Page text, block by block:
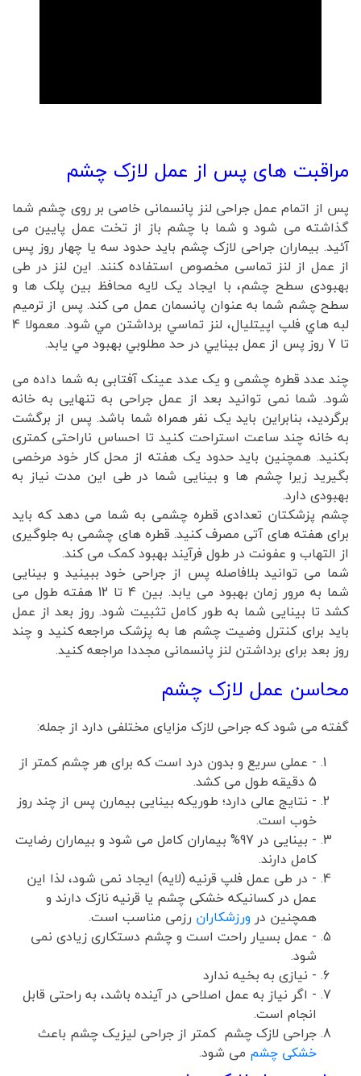
مراقبت های پس از عمل لازک چشم
پس از اتمام عمل جراحی لنز پانسمانی خاصی بر روی چشم شما
گذاشته می شود و شما با چشم باز از تخت عمل پایین می
آئید. بیماران جراحی لازک چشم باید حدود سه یا چهار روز پس
از عمل از لنز تماسی مخصوص استفاده کنند. این لنز در طی
بهبودی سطح چشم، با ایجاد یک لایه محافظ بین پلک ها و
سطح چشم شما به عنوان پانسمان عمل می کند. پس از ترميم
لبه هاي فلپ اپيتليال، لنز تماسي برداشتن مي شود. معمولا 4
تا 7 روز پس از عمل بينايي در حد مطلوبي بهبود مي يابد.
چند عدد قطره چشمی و یک عدد عینک آفتابی به شما داده می
شود. شما نمی توانید بعد از عمل جراحی به تنهایی به خانه
برگردید، بنابراین باید یک نفر همراه شما باشد. پس از برگشت
به خانه چند ساعت استراحت کنید تا احساس ناراحتی کمتری
بکنید. همچنین باید حدود یک هفته از محل کار خود مرخصی
بگیرید زیرا چشم ها و بینایی شما در طی این مدت نیاز به
بهبودی دارد.
چشم پزشکتان تعدادی قطره چشمی به شما می دهد که باید
برای هفته های آتی مصرف کنید. قطره های چشمی به جلوگیری
از التهاب و عفونت در طول فرآیند بهبود کمک می کند.
شما می توانید بلافاصله پس از جراحی خود ببینید و بینایی
شما به مرور زمان بهبود می یابد. بین 4 تا 12 هفته طول می
کشد تا بینایی شما به طور کامل تثبیت شود. روز بعد از عمل
باید برای کنترل وضیت چشم ها به پزشک مراجعه کنید و چند
روز بعد برای برداشتن لنز پانسمانی مجددا مراجعه کنید.
محاسن عمل لازک چشم
گفته می شود که جراحی لازک مزایای مختلفی دارد از جمله:
- عملی سریع و بدون درد است که برای هر چشم کمتر از
5 دقیقه طول می کشد.
- نتایج عالی دارد؛ طوریکه بینایی بیمارن پس از چند روز
خوب است.
- بینایی در 97% بیماران کامل می شود و بیماران رضایت
کامل دارند.
- در طی عمل فلپ قرنیه (لایه) ایجاد نمی شود، لذا این
عمل در کسانیکه خشکی چشم یا قرنیه نازک دارند و
همچنین در ورزشکاران رزمی مناسب است.
- عمل بسیار راحت است و چشم دستکاری زیادی نمی
شود.
- نیازی به بخیه ندارد
- اگر نیاز به عمل اصلاحی در آینده باشد، به راحتی قابل
انجام است.
جراحی لازک چشم کمتر از جراحی لیزیک چشم باعث
خشکی چشم می شود.